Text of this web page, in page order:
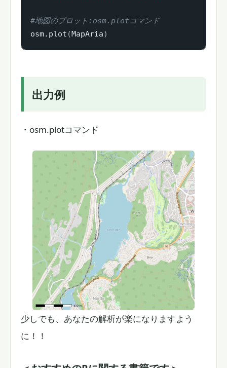
#地図のプロット:osm.plotコマンド
osm.plot ( MapAria)
出力例
・osm.plotコマンド
少しでも、あなたの解析が楽になりますよう
に！！